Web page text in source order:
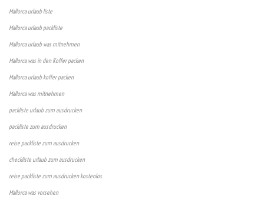
Mallorca urlaub liste
Mallorca urlaub packliste
Mallorca urlaub was mitnehmen
Mallorca was in den Koffer packen
Mallorca urlaub koffer packen
Mallorca was mitnehmen
packliste urlaub zum ausdrucken
packliste zum ausdrucken
reise packliste zum ausdrucken
checkliste urlaub zum ausdrucken
reise packliste zum ausdrucken kostenlos
Mallorca was vorsehen